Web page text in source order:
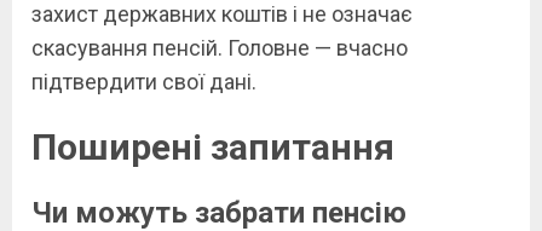
захист державних коштів і не означає
скасування пенсій. Головне — вчасно
підтвердити свої дані.
Поширені запитання
Чи можуть забрати пенсію